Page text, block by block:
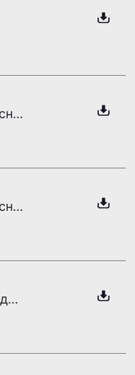
Гэрэлтүүлэн асна /дахилт/
Гэрэлтүүлэн асна /бадаг/
Хүслийн зааг /дахилт/